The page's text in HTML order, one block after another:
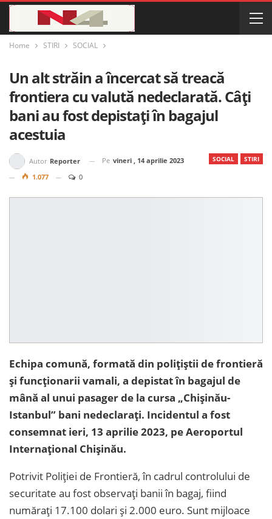
Home STIRI SOCIAL
Un alt străin a încercat să treacă
frontiera cu valută nedeclarată. Câți
bani au fost depistați în bagajul
acestuia
SOCIAL STIRI
Autor Reporter Pe vineri , 14 aprilie 2023
1.077
0
Echipa comună, formată din polițiștii de frontieră
și funcționarii vamali, a depistat în bagajul de
mână al unui pasager de la cursa „Chișinău-
Istanbul” bani nedeclarați. Incidentul a fost
consemnat ieri, 13 aprilie 2023, pe Aeroportul
Internațional Chișinău.
Potrivit Poliției de Frontieră, în cadrul controlului de
securitate au fost observați banii în bagaj, fiind
numărați 17.100 dolari și 2.000 euro. Sunt mijloace